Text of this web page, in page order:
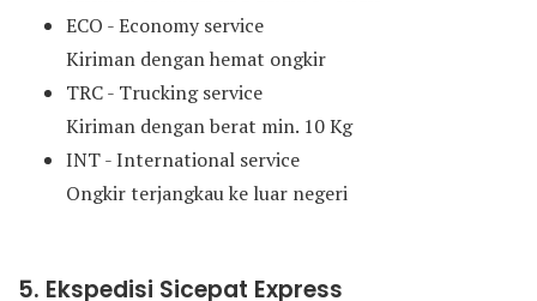
ECO - Economy service
Kiriman dengan hemat ongkir
TRC - Trucking service
Kiriman dengan berat min. 10 Kg
INT - International service
Ongkir terjangkau ke luar negeri
5. Ekspedisi Sicepat Express